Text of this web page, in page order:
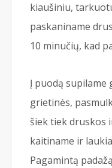
kiaušiniu,
paskaniname
10 minučių, kad
Į puodą supilame
grietinės,
šiek tiek druskos
kaitiname ir
Pagamintą